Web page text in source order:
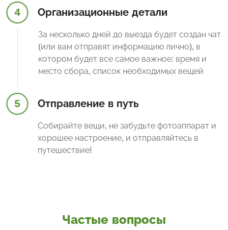
4 Организационные детали
За несколько дней до выезда будет создан чат
(или вам отправят информацию лично), в
котором будет все самое важное: время и
место сбора, список необходимых вещей
5 Отправление в путь
Собирайте вещи, не забудьте фотоаппарат и
хорошее настроение, и отправляйтесь в
путешествие!
Частые вопросы